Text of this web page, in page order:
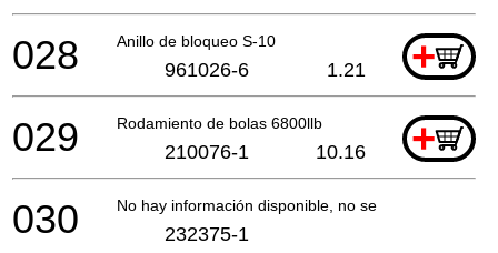
Anillo de bloqueo S-10 +
028 961026-6 1.21
Rodamiento de bolas 6800llb +
029 210076-1 10.16
No hay información disponible, no se puede pedir
030 232375-1